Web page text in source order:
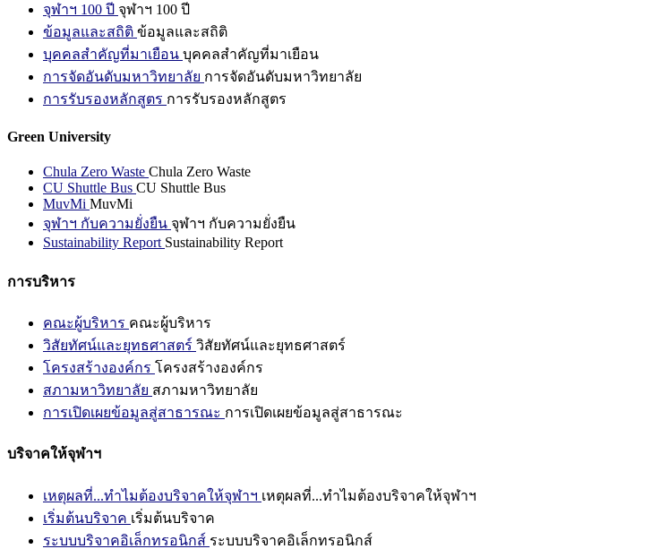
จุฬาฯ 100 ปี จุฬาฯ 100 ปี
ข้อมูลและสถิติ ข้อมูลและสถิติ
บุคคลสำคัญที่มาเยือน บุคคลสำคัญที่มาเยือน
การจัดอันดับมหาวิทยาลัย การจัดอันดับมหาวิทยาลัย
การรับรองหลักสูตร การรับรองหลักสูตร
Green University
Chula Zero Waste Chula Zero Waste
CU Shuttle Bus CU Shuttle Bus
MuvMi MuvMi
จุฬาฯ กับความยั่งยืน จุฬาฯ กับความยั่งยืน
Sustainability Report Sustainability Report
การบริหาร
คณะผู้บริหาร คณะผู้บริหาร
วิสัยทัศน์และยุทธศาสตร์ วิสัยทัศน์และยุทธศาสตร์
โครงสร้างองค์กร โครงสร้างองค์กร
สภามหาวิทยาลัย สภามหาวิทยาลัย
การเปิดเผยข้อมูลสู่สาธารณะ การเปิดเผยข้อมูลสู่สาธารณะ
บริจาคให้จุฬาฯ
เหตุผลที่...ทำไมต้องบริจาคให้จุฬาฯ เหตุผลที่...ทำไมต้องบริจาคให้จุฬาฯ
เริ่มต้นบริจาค เริ่มต้นบริจาค
ระบบบริจาคอิเล็กทรอนิกส์ ระบบบริจาคอิเล็กทรอนิกส์